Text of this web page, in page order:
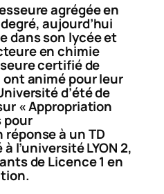
agrégée en
aujourd’hui
dans son lycée et
en chimie
certifié de
animé pour leur
d’été de
«Appropriation
pour
réponse à un TD
l’université LYON 2,
de Licence 1 en